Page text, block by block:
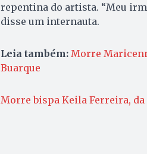
repentina do artista. “Meu
disse um internauta.
Leia também: Morre
Buarque
Morre bispa Keila Ferreira, da